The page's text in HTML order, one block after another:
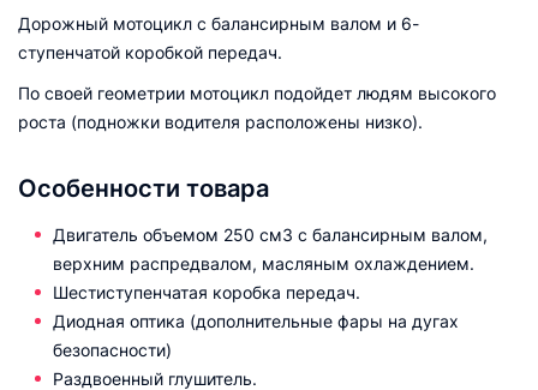
Дорожный мотоцикл с балансирным валом и 6-
ступенчатой коробкой передач.
По своей геометрии мотоцикл подойдет людям высокого
роста (подножки водителя расположены низко).
Особенности товара
Двигатель объемом 250 см3 с балансирным валом,
верхним распредвалом, масляным охлаждением.
Шестиступенчатая коробка передач.
Диодная оптика (дополнительные фары на дугах
безопасности)
Раздвоенный глушитель.